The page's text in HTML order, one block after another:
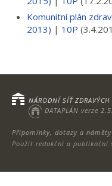
Komunitní plán
2013) | 10P
Připomínky, dotazy a
Použit redakční a publikační
NÁRODNÍ SÍŤ ZDRAVÝCH
DATAPLÁN verze